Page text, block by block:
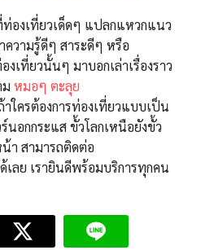
ท่องเที่ยวเด็ดๆ แปลกแหวกแนว
ความรู้ดีๆ สาระดีๆ หรือ
เที่ยวนั้นๆ มาบอกเล่าเรื่องราว
หมอๆ ตะลุย
าใครต้องการท่องเที่ยวแบบเป็น
นอกกระแส ขั้วโลกเหนือยังขั้ว
า สามารถติดต่อ
เลย เรายินดีพร้อมบริการทุกคน